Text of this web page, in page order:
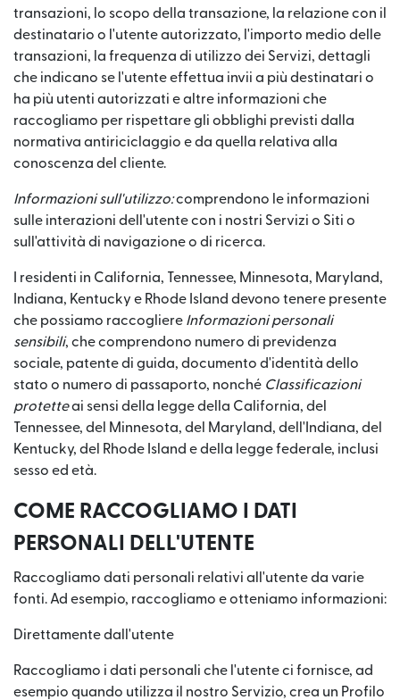
transazioni, lo scopo della transazione, la relazione con il
destinatario o l'utente autorizzato, l'importo medio delle
transazioni, la frequenza di utilizzo dei Servizi, dettagli
che indicano se l'utente effettua invii a più destinatari o
ha più utenti autorizzati e altre informazioni che
raccogliamo per rispettare gli obblighi previsti dalla
normativa antiriciclaggio e da quella relativa alla
conoscenza del cliente.
Informazioni sull'utilizzo:comprendono le informazioni
sulle interazioni dell'utente con i nostri Servizi o Siti o
sull'attività di navigazione o di ricerca.
I residenti in California, Tennessee, Minnesota, Maryland,
Indiana, Kentucky e Rhode Island devono tenere presente
che possiamo raccogliere Informazioni personali
sensibili, che comprendono numero di previdenza
sociale, patente di guida, documento d'identità dello
stato o numero di passaporto, nonché Classificazioni
protetteai sensi della legge della California, del
Tennessee, del Minnesota, del Maryland, dell'Indiana, del
Kentucky, del Rhode Island e della legge federale, inclusi
sesso ed età.
COME RACCOGLIAMO I DATI
PERSONALI DELL'UTENTE
Raccogliamo dati personali relativi all'utente da varie
fonti. Ad esempio, raccogliamo e otteniamo informazioni:
Direttamente dall'utente
Raccogliamo i dati personali che l'utente ci fornisce, ad
esempio quando utilizza il nostro Servizio, crea un Profilo